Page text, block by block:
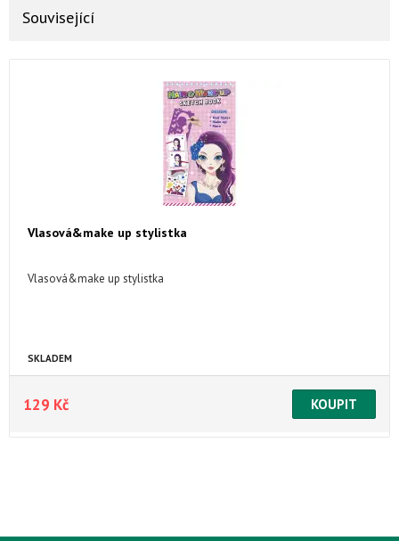
Související
Vlasová&make up stylistka
Vlasová&make up stylistka
SKLADEM
129 Kč